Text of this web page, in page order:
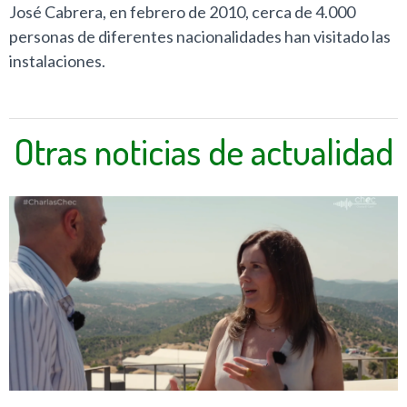
José Cabrera, en febrero de 2010, cerca de 4.000
personas de diferentes nacionalidades han visitado las
instalaciones.
Otras noticias de actualidad